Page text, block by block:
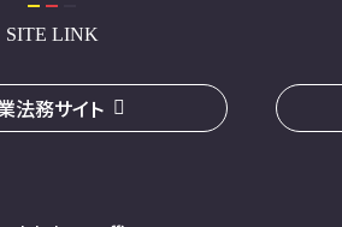
SITE LINK
法務サイト